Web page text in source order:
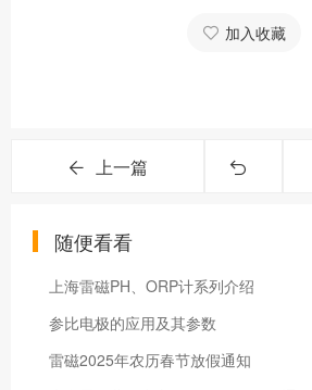
加入收藏
上一篇
随便看看
上海雷磁PH、ORP计系列介绍
参比电极的应用及其参数
雷磁2025年农历春节放假通知